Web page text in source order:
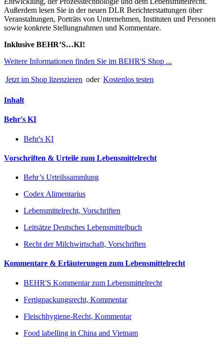
Außerdem lesen Sie in der neuen DLR Berichterstattungen über
Veranstaltungen, Porträts von Unternehmen, Instituten und Personen
sowie konkrete Stellungnahmen und Kommentare.
Inklusive BEHR’S…KI!
Weitere Informationen finden Sie im BEHR'S Shop ...
Jetzt im Shop lizenzieren oder Kostenlos testen
Inhalt
Behr's KI
Behr's KI
Vorschriften & Urteile zum Lebensmittelrecht
Behr’s Urteilssammlung
Codex Alimentarius
Lebensmittelrecht, Vorschriften
Leitsätze Deutsches Lebensmittelbuch
Recht der Milchwirtschaft, Vorschriften
Kommentare & Erläuterungen zum Lebensmittelrecht
BEHR'S Kommentar zum Lebensmittelrecht
Fertigpackungsrecht, Kommentar
Fleischhygiene-Recht, Kommentar
Food labelling in China and Vietnam